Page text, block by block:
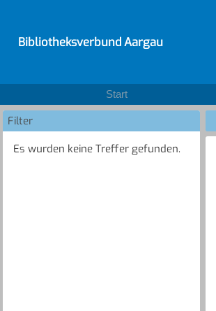
Bibliotheksverbund Aargau
Start
Filter
Es wurden keine Treffer gefunden.